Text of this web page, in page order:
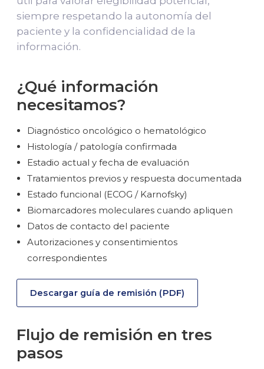
siempre respetando la autonomía del
paciente y la confidencialidad de la
información.
¿Qué información
necesitamos?
Diagnóstico oncológico o hematológico
Histología / patología confirmada
Estadio actual y fecha de evaluación
Tratamientos previos y respuesta documentada
Estado funcional (ECOG / Karnofsky)
Biomarcadores moleculares cuando apliquen
Datos de contacto del paciente
Autorizaciones y consentimientos
correspondientes
Descargar guía de remisión (PDF)
Flujo de remisión en tres
pasos